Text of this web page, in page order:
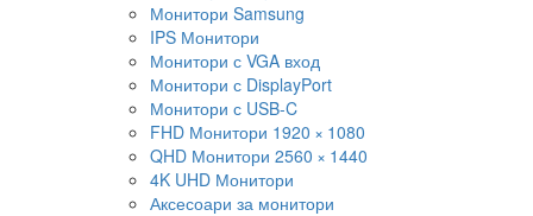
Монитори Samsung
IPS Монитори
Монитори с VGA вход
Монитори с DisplayPort
Монитори с USB-C
FHD Монитори 1920 × 1080
QHD Монитори 2560 × 1440
4K UHD Монитори
Аксесоари за монитори